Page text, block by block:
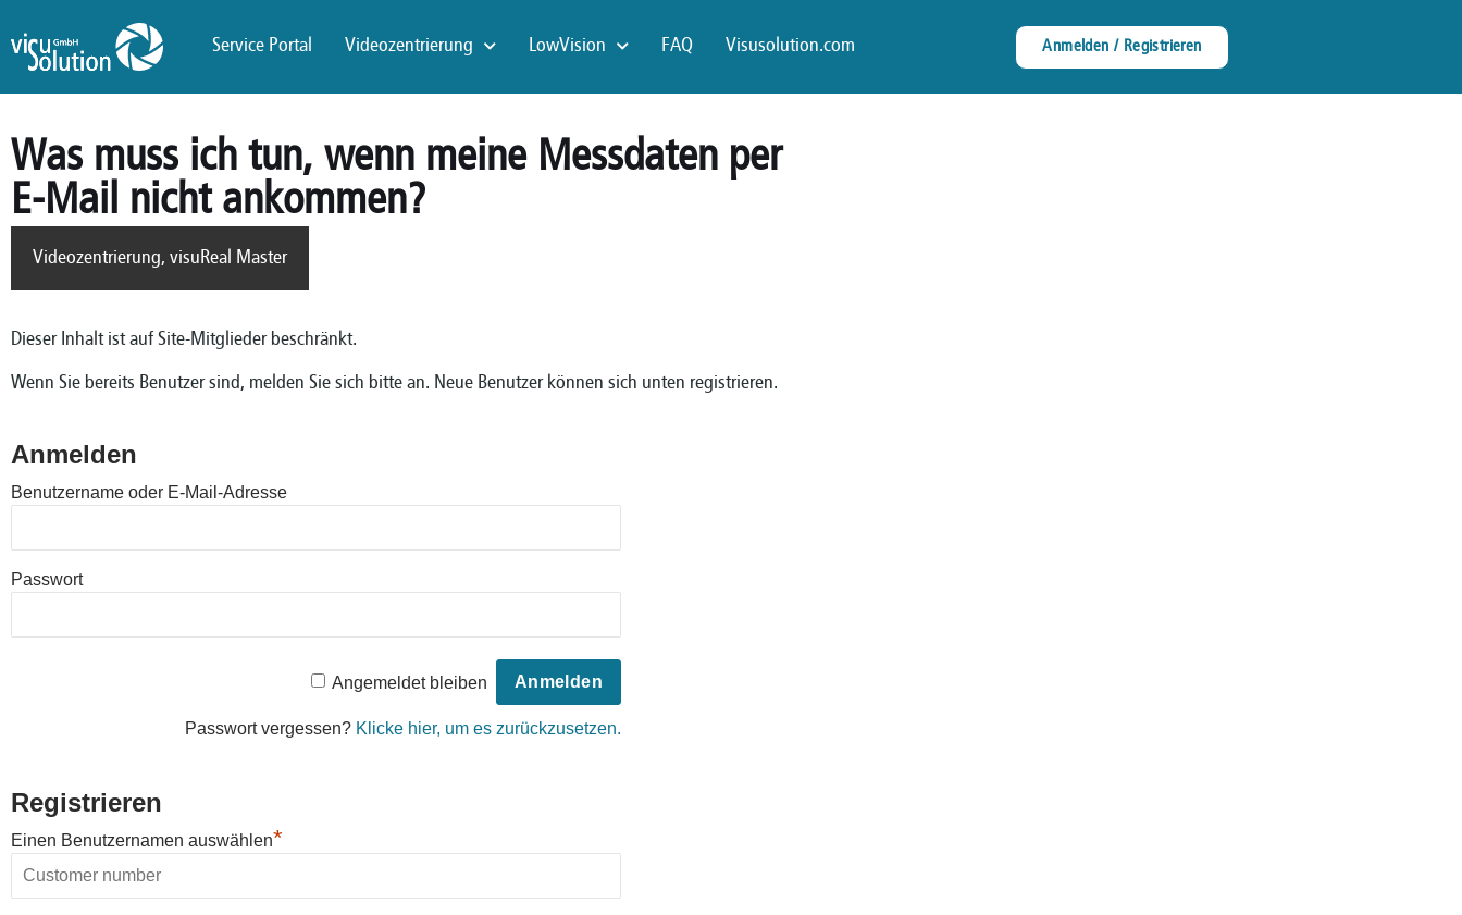
Service Portal Videozentrierung LowVision FAQ Visusolution.com Anmelden / Registrieren
Was muss ich tun, wenn meine Messdaten per
E-Mail nicht ankommen?
Videozentrierung, visuReal Master
Dieser Inhalt ist auf Site-Mitglieder beschränkt.
Wenn Sie bereits Benutzer sind, melden Sie sich bitte an. Neue Benutzer können sich unten registrieren.
Anmelden
Benutzername oder E-Mail-Adresse
Passwort
Angemeldet bleiben
Passwort vergessen? Klicke hier, um es zurückzusetzen.
Registrieren
Einen Benutzernamen auswählen*